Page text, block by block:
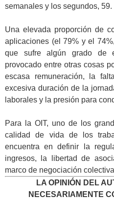
semanales y los segundos, 59.
Una elevada proporción de
aplicaciones (el 79% y el
que sufre algún grado de
provocado entre otras cosas
escasa remuneración, la
excesiva duración de la
laborales y la presión para
Para la OIT, uno de los
calidad de vida de los
encuentra en definir la
ingresos, la libertad de
marco de negociación
LA OPINIÓN DEL
NECESARIAMENTE